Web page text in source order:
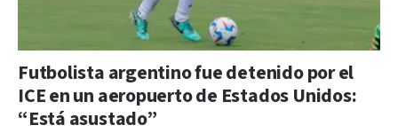
Futbolista argentino fue detenido por el
ICE en un aeropuerto de Estados Unidos:
“Está asustado”